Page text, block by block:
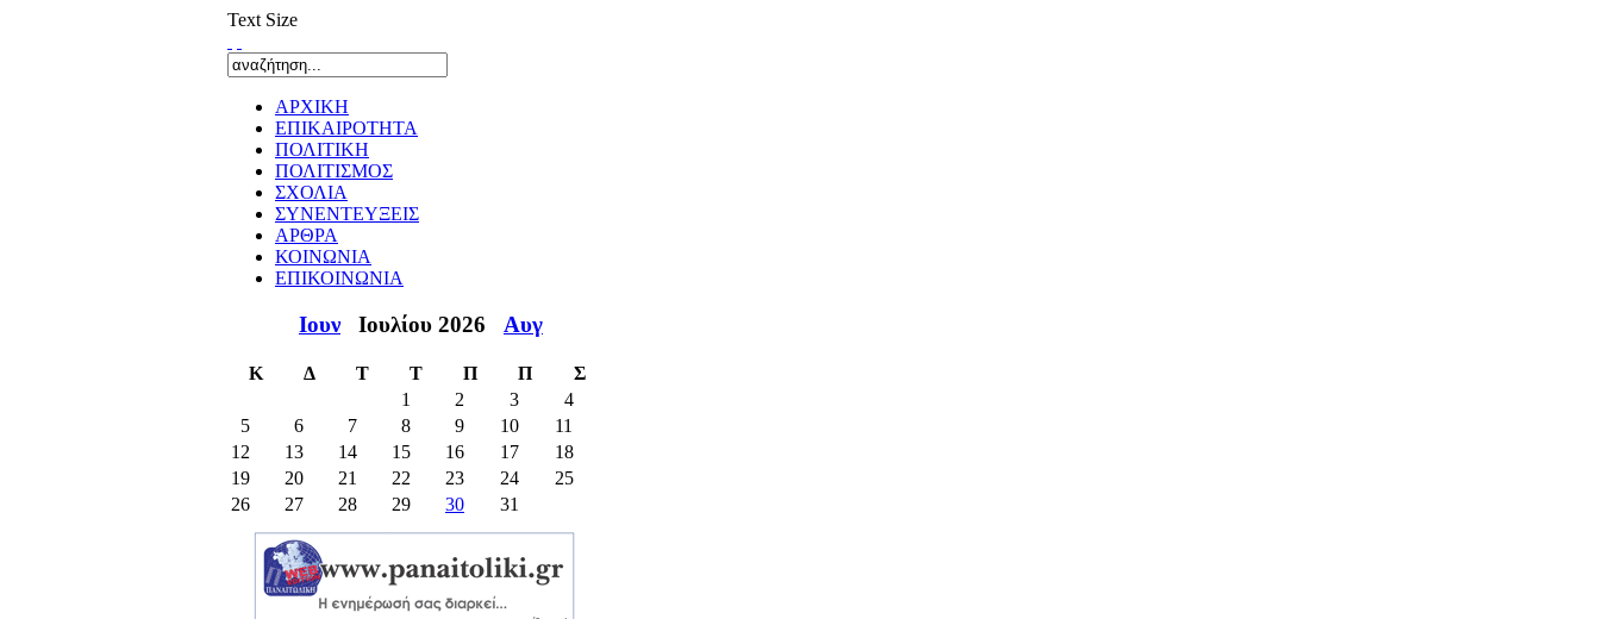
Text Size
ΑΡΧΙΚΗ
ΕΠΙΚΑΙΡΟΤΗΤΑ
ΠΟΛΙΤΙΚΗ
ΠΟΛΙΤΙΣΜΟΣ
ΣΧΟΛΙΑ
ΣΥΝΕΝΤΕΥΞΕΙΣ
ΑΡΘΡΑ
ΚΟΙΝΩΝΙΑ
ΕΠΙΚΟΙΝΩΝΙΑ
ΙουνΙουλίου 2026 Αυγ
Κ Δ Τ Τ Π Π
Σ
1
2 3
4
5
6 7 8 9 10
11
12
13 14 15 16 17
18
19
20 21 22 23 24
25
26
27 28 29 30 31